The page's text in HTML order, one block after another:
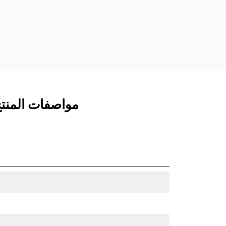
مواصفات المنتج لـ